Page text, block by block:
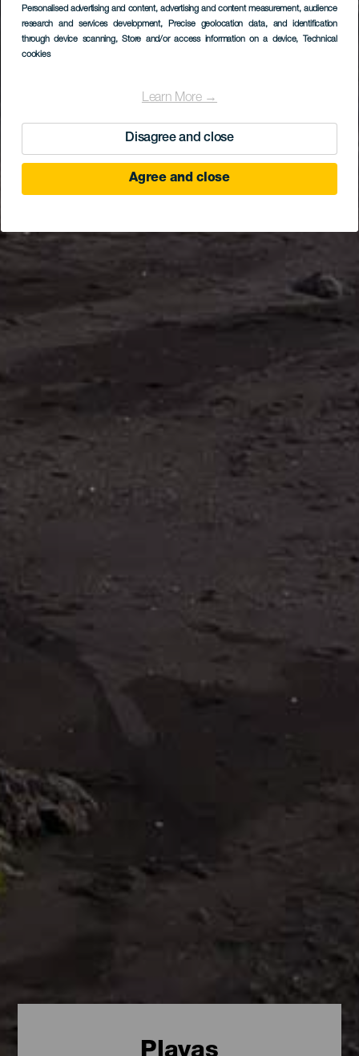
Personalised advertising and content, advertising and content measurement, audience
research and services development, Precise geolocation data, and identification
through device scanning, Store and/or access information on a device, Technical
cookies
Learn More →
Disagree and close
Agree and close